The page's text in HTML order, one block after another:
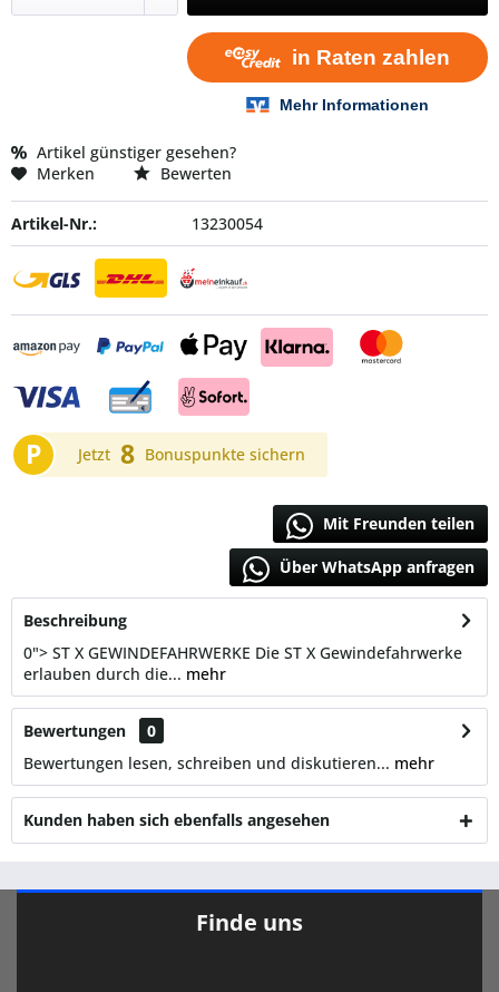
Artikel günstiger gesehen?
Merken
Bewerten
Artikel-Nr.: 13230054
P Jetzt 8 Bonuspunkte sichern
Mit Freunden teilen
Über WhatsApp anfragen
Beschreibung
0"> ST X GEWINDEFAHRWERKE Die ST X Gewindefahrwerke
erlauben durch die... mehr
Bewertungen
0
Bewertungen lesen, schreiben und diskutieren... mehr
Kunden haben sich ebenfalls angesehen
Finde uns